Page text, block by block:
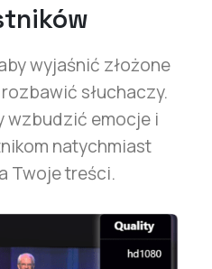
wyjaśnić złożone
słuchaczy.
wzbudzić emocje i
natychmiast
Twoje treści.